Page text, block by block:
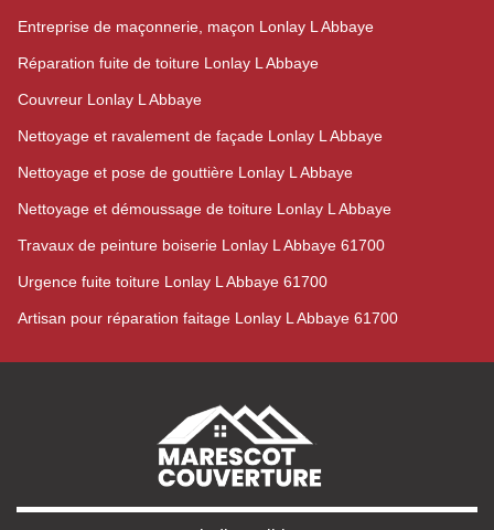
Entreprise de maçonnerie, maçon Lonlay L Abbaye
Réparation fuite de toiture Lonlay L Abbaye
Couvreur Lonlay L Abbaye
Nettoyage et ravalement de façade Lonlay L Abbaye
Nettoyage et pose de gouttière Lonlay L Abbaye
Nettoyage et démoussage de toiture Lonlay L Abbaye
Travaux de peinture boiserie Lonlay L Abbaye 61700
Urgence fuite toiture Lonlay L Abbaye 61700
Artisan pour réparation faitage Lonlay L Abbaye 61700